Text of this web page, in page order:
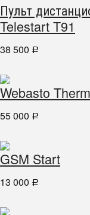
Пульт
Telestart T91
38 500 Р
Webasto
55 000 Р
GSM Start
13 000 Р